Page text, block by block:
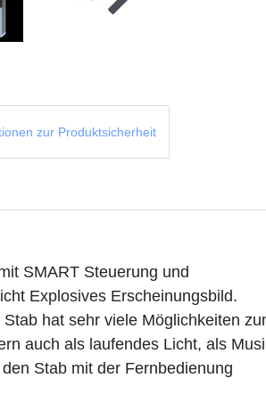
zur Produktsicherheit
SMART Steuerung und
Explosives Erscheinungsbild.
hat sehr viele Möglichkeiten
auch als laufendes Licht, als
Stab mit der Fernbedienung